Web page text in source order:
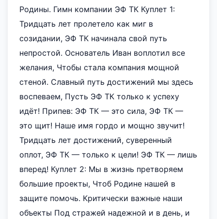
Родины. Гимн компании ЭФ ТК Куплет 1:
Тридцать лет пролетело как миг в
созидании, ЭФ ТК начинала свой путь
непростой. Основатель Иван воплотил все
желания, Чтобы стала компания мощной
стеной. Славный путь достижений мы здесь
воспеваем, Пусть ЭФ ТК только к успеху
идёт! Припев: ЭФ ТК — это сила, ЭФ ТК —
это щит! Наше имя гордо и мощно звучит!
Тридцать лет достижений, суверенный
оплот, ЭФ ТК — только к цели! ЭФ ТК — лишь
вперед! Куплет 2: Мы в жизнь претворяем
большие проекты, Чтоб Родине нашей в
защите помочь. Критически важные наши
объекты Под стражей надежной и в день, и